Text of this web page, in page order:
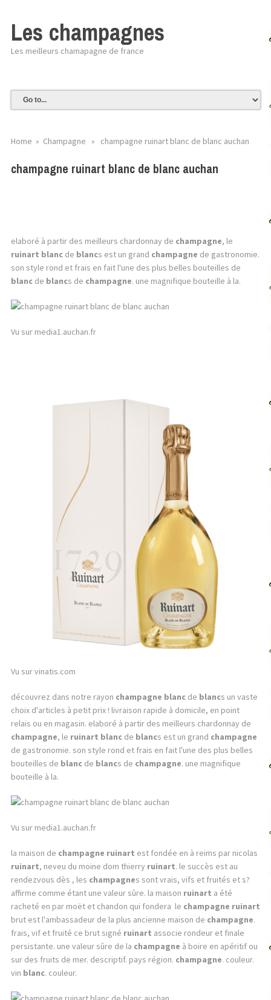
Les champagnes
Les meilleurs chamapagne de france
Home » Champagne » champagne ruinart blanc de blanc auchan
champagne ruinart blanc de blanc auchan
elaboré à partir des meilleurs chardonnay de champagne, le
ruinart blancde blancs est un grand champagne de gastronomie.
son style rond et frais en fait l'une des plus belles bouteilles de
blancde blancs de champagne. une magnifique bouteille à la.
Vu sur media1.auchan.fr
Vu sur vinatis.com
découvrez dans notre rayon champagne blancde blancs un vaste
choix d'articles à petit prix ! livraison rapide à domicile, en point
relais ou en magasin. elaboré à partir des meilleurs chardonnay de
champagne, le ruinart blancde blancs est un grand champagne
de gastronomie. son style rond et frais en fait l'une des plus belles
bouteilles de blancde blancs de champagne. une magnifique
bouteille à la.
Vu sur media1.auchan.fr
la maison de champagne ruinart est fondée en à reims par nicolas
ruinart, neveu du moine dom thierry ruinart. le succès est au
rendezvous dès , les champagnes sont vrais, vifs et fruités et s?
affirme comme étant une valeur sûre. la maison ruinart a été
racheté en par moët et chandon qui fondera le champagne ruinart
brut est l'ambassadeur de la plus ancienne maison de champagne.
frais, vif et fruité ce brut signé ruinart associe rondeur et finale
persistante. une valeur sûre de la champagne à boire en apéritif ou
sur des fruits de mer. descriptif. pays région. champagne. couleur.
vin blanc. couleur.